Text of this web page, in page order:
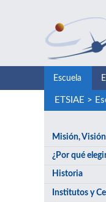
Escuela
ETSIAE >
Misión,
¿Por qué
Historia
Institutos y